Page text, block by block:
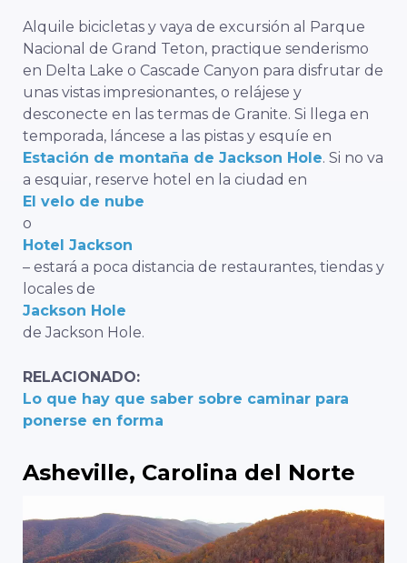
Alquile bicicletas y vaya de excursión al Parque
Nacional de Grand Teton, practique senderismo
en Delta Lake o Cascade Canyon para disfrutar de
unas vistas impresionantes, o relájese y
desconecte en las termas de Granite. Si llega en
temporada, láncese a las pistas y esquíe en
Estación de montaña de Jackson Hole. Si no va
a esquiar, reserve hotel en la ciudad en
El velo de nube
o
Hotel Jackson
– estará a poca distancia de restaurantes, tiendas y
locales de
Jackson Hole
de Jackson Hole.
RELACIONADO:
Lo que hay que saber sobre caminar para
ponerse en forma
Asheville, Carolina del Norte